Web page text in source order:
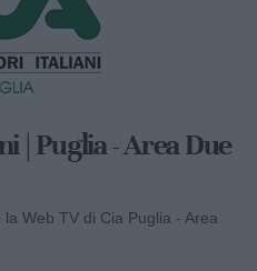
| Puglia - Area Due
Web TV di Cia Puglia - Area